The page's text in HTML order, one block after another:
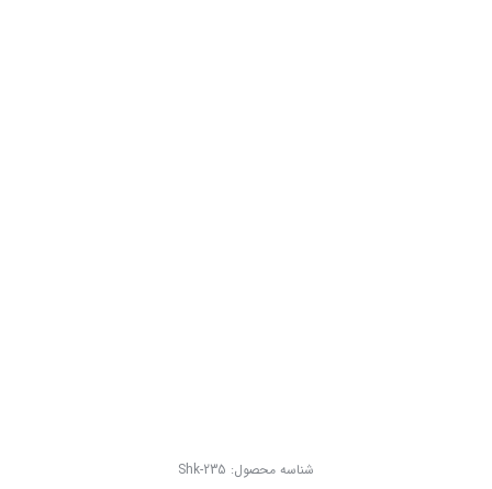
شناسه محصول: Shk-235